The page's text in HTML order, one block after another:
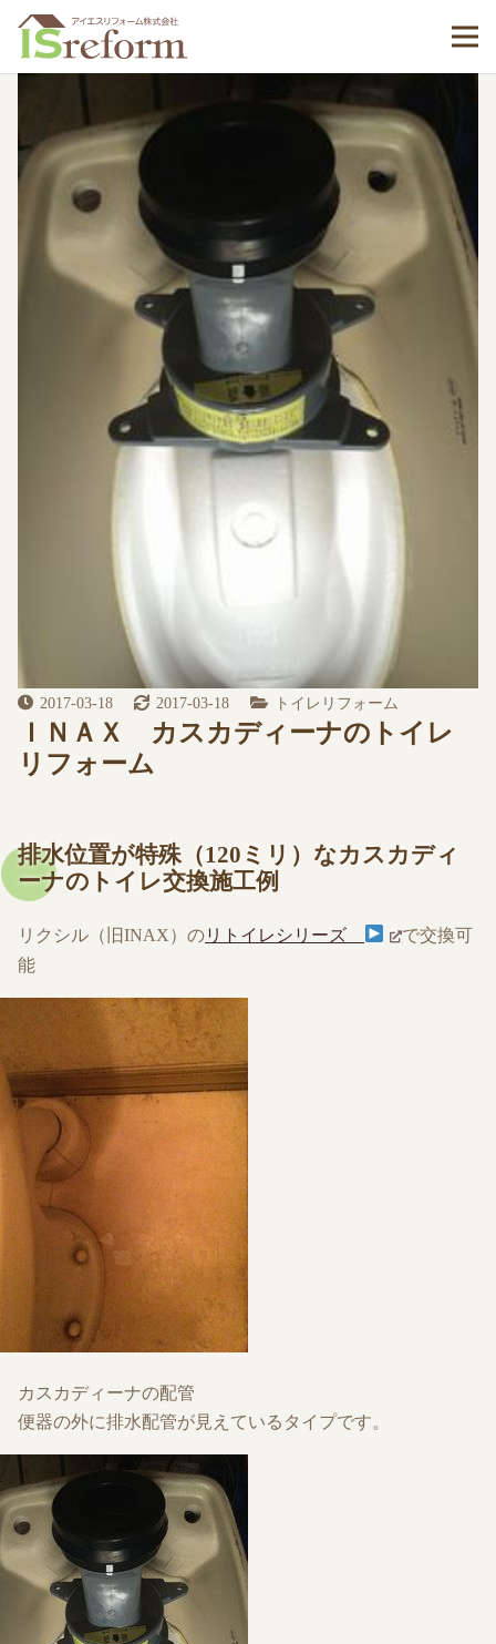
2017-03-18 2017-03-18 トイレリフォーム
ＩＮＡＸ カスカディーナのトイレ
リフォーム
排水位置が特殊（120ミリ）なカスカディ
ーナのトイレ交換施工例
リクシル（旧INAX）のリトイレシリーズ
で交換可
能
カスカディーナの配管
便器の外に排水配管が見えているタイプです。